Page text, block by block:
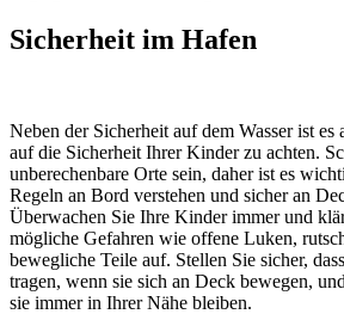
Sicherheit im Hafen
Neben der Sicherheit auf dem Wasser ist
auf die Sicherheit Ihrer Kinder zu achten.
unberechenbare Orte sein, daher ist es
Regeln an Bord verstehen und sicher an
Überwachen Sie Ihre Kinder immer und
mögliche Gefahren wie offene Luken,
bewegliche Teile auf. Stellen Sie sicher,
tragen, wenn sie sich an Deck bewegen,
sie immer in Ihrer Nähe bleiben.